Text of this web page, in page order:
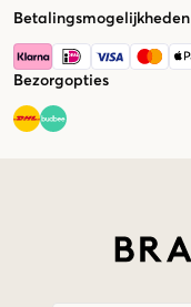
Betalingsmogelijkheden
Bezorgopties